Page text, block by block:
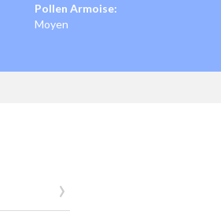
Pollen Armoise:
Moyen